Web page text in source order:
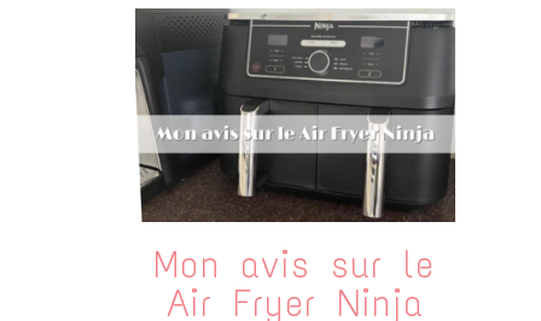
Mon avis sur le
Air Fryer Ninja